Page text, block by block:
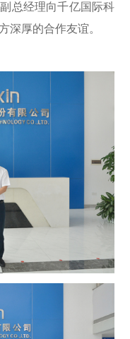
总经理向千亿国际科
深厚的合作友谊。